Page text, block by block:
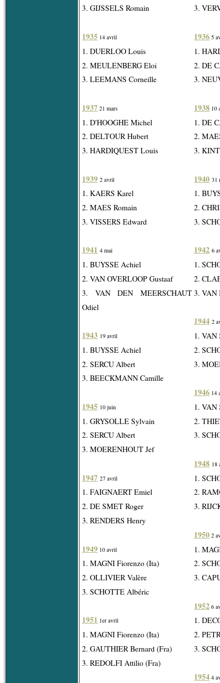
3. GIJSSELS Romain
1935 14 avril
1. DUERLOO Louis
2. MEULENBERG Eloi
3. LEEMANS Corneille
1937 21 mars
1. D'HOOGHE Michel
2. DELTOUR Hubert
3. HARDIQUEST Louis
1939 2 avril
1. KAERS Karel
2. MAES Romain
3. VISSERS Edward
1941 4 mai
1. BUYSSE Achiel
2. VAN OVERLOOP Gustaaf
3. VAN DEN MEERSCHAUT
Odiel
1943 19 avril
1. BUYSSE Achiel
2. SERCU Albert
3. BEECKMANN Camille
1945 10 juin
1. GRYSOLLE Sylvain
2. SERCU Albert
3. MOERENHOUT Jef
1947 27 avril
1. FAIGNAERT Emiel
2. DE SMET Roger
3. RENDERS Henry
1949 10 avril
1. MAGNI Fiorenzo (Ita)
2. OLLIVIER Valère
3. SCHOTTE Albéric
1951 1er avril
1. MAGNI Fiorenzo (Ita)
2. GAUTHIER Bernard (Fra)
3. REDOLFI Attilio (Fra)
3.
1936 5
1.
2. DE
3.
1938 10
1. DE
2.
3.
1940 31
1.
2.
3.
1942 6
1.
2.
3. VAN
1944 2
1. VAN
2.
3.
1946 14
1. VAN
2.
3.
1948 18
1.
2.
3.
1950 2
1.
2.
3.
1952 6
1.
2.
3.
1954 4